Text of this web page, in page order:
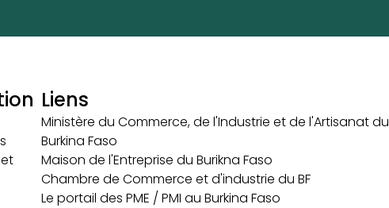
Liens
Ministère du Commerce, de l'Industrie et de l'Artisanat du
Burkina Faso
Maison de l'Entreprise du Burikna Faso
Chambre de Commerce et d'industrie du BF
Le portail des PME / PMI au Burkina Faso